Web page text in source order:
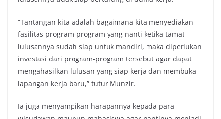
“Tantangan kita adalah bagaimana kita menyediakan
fasilitas program-program yang nanti ketika tamat
lulusannya sudah siap untuk mandiri, maka diperlukan
investasi dari program-program tersebut agar dapat
mengahasilkan lulusan yang siap kerja dan membuka
lapangan kerja baru,” tutur Munzir.
Ia juga menyampikan harapannya kepada para